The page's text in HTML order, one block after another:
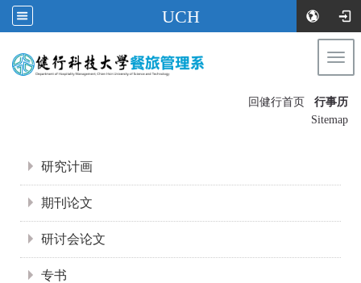
UCH
回健行首页
行事历
Sitemap
研究计画
期刊论文
研讨会论文
专书